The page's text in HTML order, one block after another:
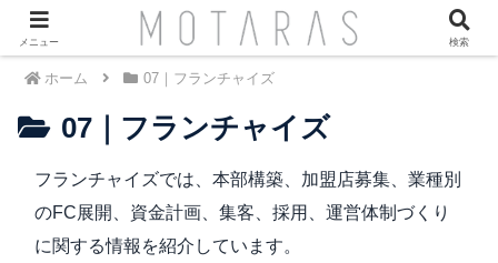
ホーム 07｜フランチャイズ
07｜フランチャイズ
フランチャイズでは、本部構築、加盟店募集、業種別
のFC展開、資金計画、集客、採用、運営体制づくり
に関する情報を紹介しています。
メニュー 検索